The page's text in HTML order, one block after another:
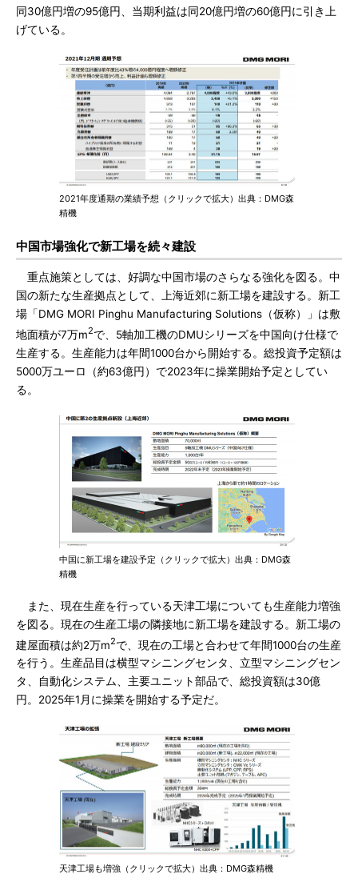
同30億円増の95億円、当期利益は同20億円増の60億円に引き上
げている。
2021年度通期の業績予想（クリックで拡大）出典：DMG森
精機
中国市場強化で新工場を続々建設
重点施策としては、好調な中国市場のさらなる強化を図る。中
国の新たな生産拠点として、上海近郊に新工場を建設する。新工
場「DMG MORI Pinghu Manufacturing Solutions（仮称）」は敷
地面積が7万m2で、5軸加工機のDMUシリーズを中国向け仕様で
生産する。生産能力は年間1000台から開始する。総投資予定額は
5000万ユーロ（約63億円）で2023年に操業開始予定としてい
る。
中国に新工場を建設予定（クリックで拡大）出典：DMG森
精機
また、現在生産を行っている天津工場についても生産能力増強
を図る。現在の生産工場の隣接地に新工場を建設する。新工場の
建屋面積は約2万m2で、現在の工場と合わせて年間1000台の生産
を行う。生産品目は横型マシニングセンタ、立型マシニングセン
タ、自動化システム、主要ユニット部品で、総投資額は30億
円。2025年1月に操業を開始する予定だ。
天津工場も増強（クリックで拡大）出典：DMG森精機